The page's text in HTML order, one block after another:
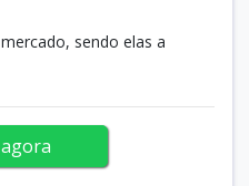
sendo elas a